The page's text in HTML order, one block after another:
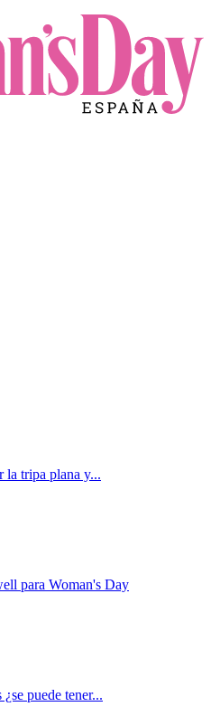
la tripa plana y...
para Woman's Day
puede tener...